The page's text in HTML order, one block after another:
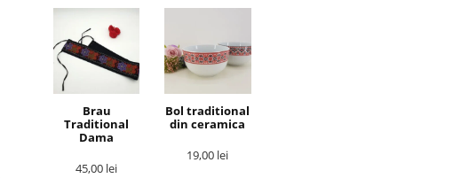
Brau
Traditional
Dama
45,00 lei
Bol traditional
din ceramica
19,00 lei